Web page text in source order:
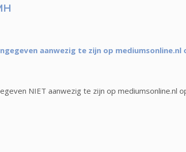
aanwezig te zijn op mediumsonline.nl
NIET aanwezig te zijn op mediumsonline.nl